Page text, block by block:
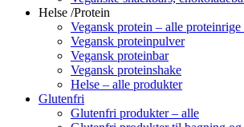
Helse /Protein
Vegansk protein – alle
Vegansk proteinpulver
Vegansk proteinbar
Vegansk proteinshake
Helse – alle produkter
Glutenfri
Glutenfri produkter – alle